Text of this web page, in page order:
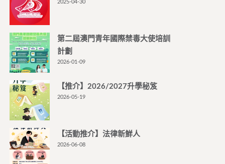
2025-04-30
第二屆澳門青年國際禁毒大使培訓
計劃
2026-01-09
【推介】2026/2027升學秘笈
2026-05-19
【活動推介】法律新鮮人
2026-06-08